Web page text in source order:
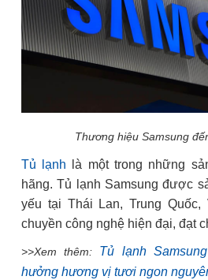
Thương hiệu Samsung
Tủ lạnh là một trong những
hãng. Tủ lạnh Samsung được
yếu tại Thái Lan, Trung Quốc,
chuyền công nghệ hiện đại, đạt
>>Xem thêm: Tủ lạnh
hưởng hương vị tươi ngon